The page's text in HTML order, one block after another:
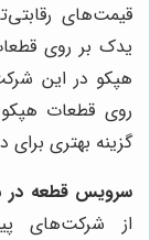
قیمت‌های
یدک بر روی
هپکو در این
روی قطعات
گزینه بهتری برای
سرویس قطعه در
از شرکت‌های